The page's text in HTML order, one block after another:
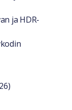
ja HDR-